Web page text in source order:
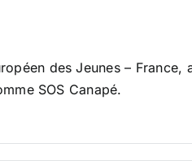
des Jeunes –
SOS Canapé.